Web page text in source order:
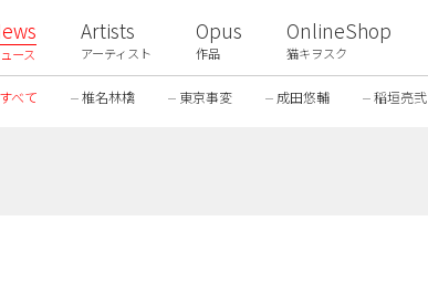
ース
Artists
アーティスト
Opus
作品
OnlineShop
猫キヲスク
すべて 椎名林檎 東京事変 成田悠輔 稲垣亮弐